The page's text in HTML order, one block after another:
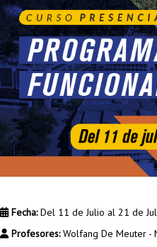
Fecha:Del 11 de Julio al 21 de
Profesores:Wolfang De Meuter -